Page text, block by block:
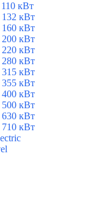
кВт
кВт
кВт
кВт
кВт
кВт
кВт
кВт
кВт
кВт
кВт
кВт